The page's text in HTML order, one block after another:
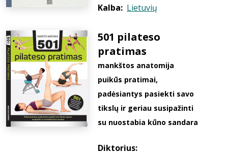
Kalba: Lietuvių
501 pilateso
pratimas
mankštos anatomija
puikūs pratimai,
padėsiantys pasiekti savo
tikslų ir geriau susipažinti
su nuostabia kūno sandara
Diktorius: